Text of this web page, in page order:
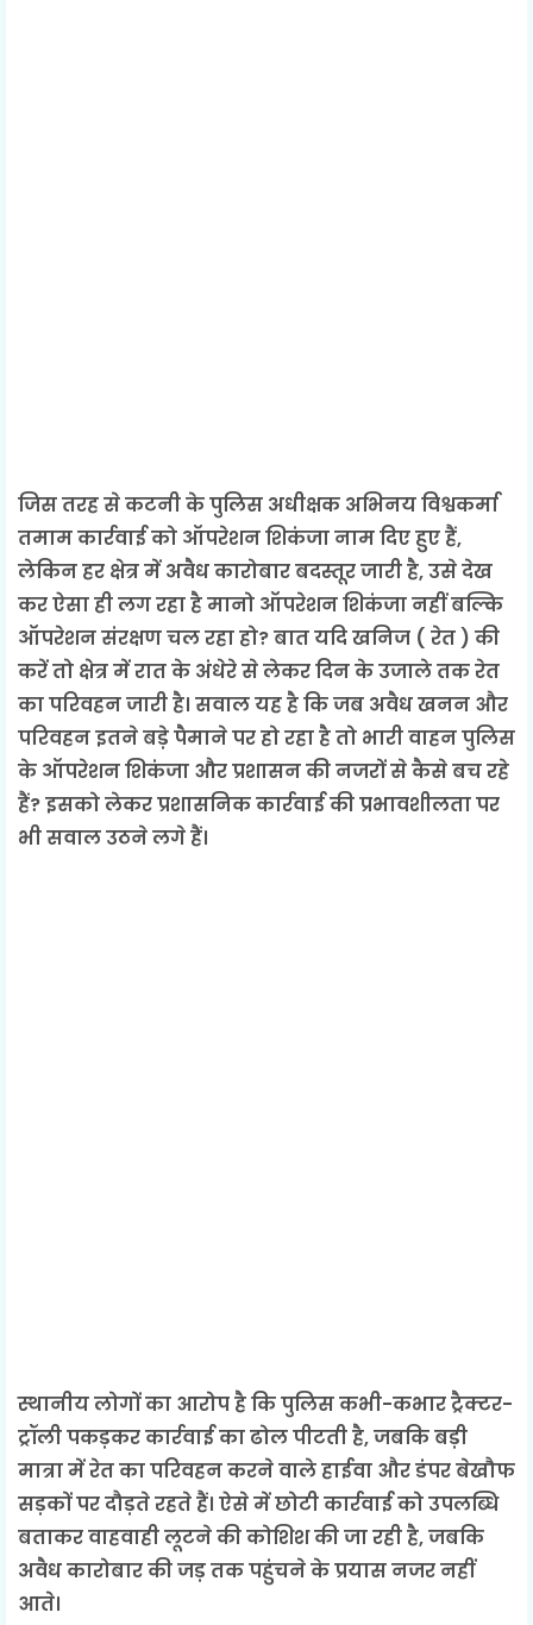
जिस तरह से कटनी के पुलिस अधीक्षक अभिनय विश्वकर्मा
तमाम कार्रवाई को ऑपरेशन शिकंजा नाम दिए हुए हैं,
लेकिन हर क्षेत्र में अवैध कारोबार बदस्तूर जारी है, उसे देख
कर ऐसा ही लग रहा है मानो ऑपरेशन शिकंजा नहीं बल्कि
ऑपरेशन संरक्षण चल रहा हो? बात यदि खनिज ( रेत ) की
करें तो क्षेत्र में रात के अंधेरे से लेकर दिन के उजाले तक रेत
का परिवहन जारी है। सवाल यह है कि जब अवैध खनन और
परिवहन इतने बड़े पैमाने पर हो रहा है तो भारी वाहन पुलिस
के ऑपरेशन शिकंजा और प्रशासन की नजरों से कैसे बच रहे
हैं? इसको लेकर प्रशासनिक कार्रवाई की प्रभावशीलता पर
भी सवाल उठने लगे हैं।
स्थानीय लोगों का आरोप है कि पुलिस कभी-कभार ट्रैक्टर-
ट्रॉली पकड़कर कार्रवाई का ढोल पीटती है, जबकि बड़ी
मात्रा में रेत का परिवहन करने वाले हाईवा और डंपर बेखौफ
सड़कों पर दौड़ते रहते हैं। ऐसे में छोटी कार्रवाई को उपलब्धि
बताकर वाहवाही लूटने की कोशिश की जा रही है, जबकि
अवैध कारोबार की जड़ तक पहुंचने के प्रयास नजर नहीं
आते।